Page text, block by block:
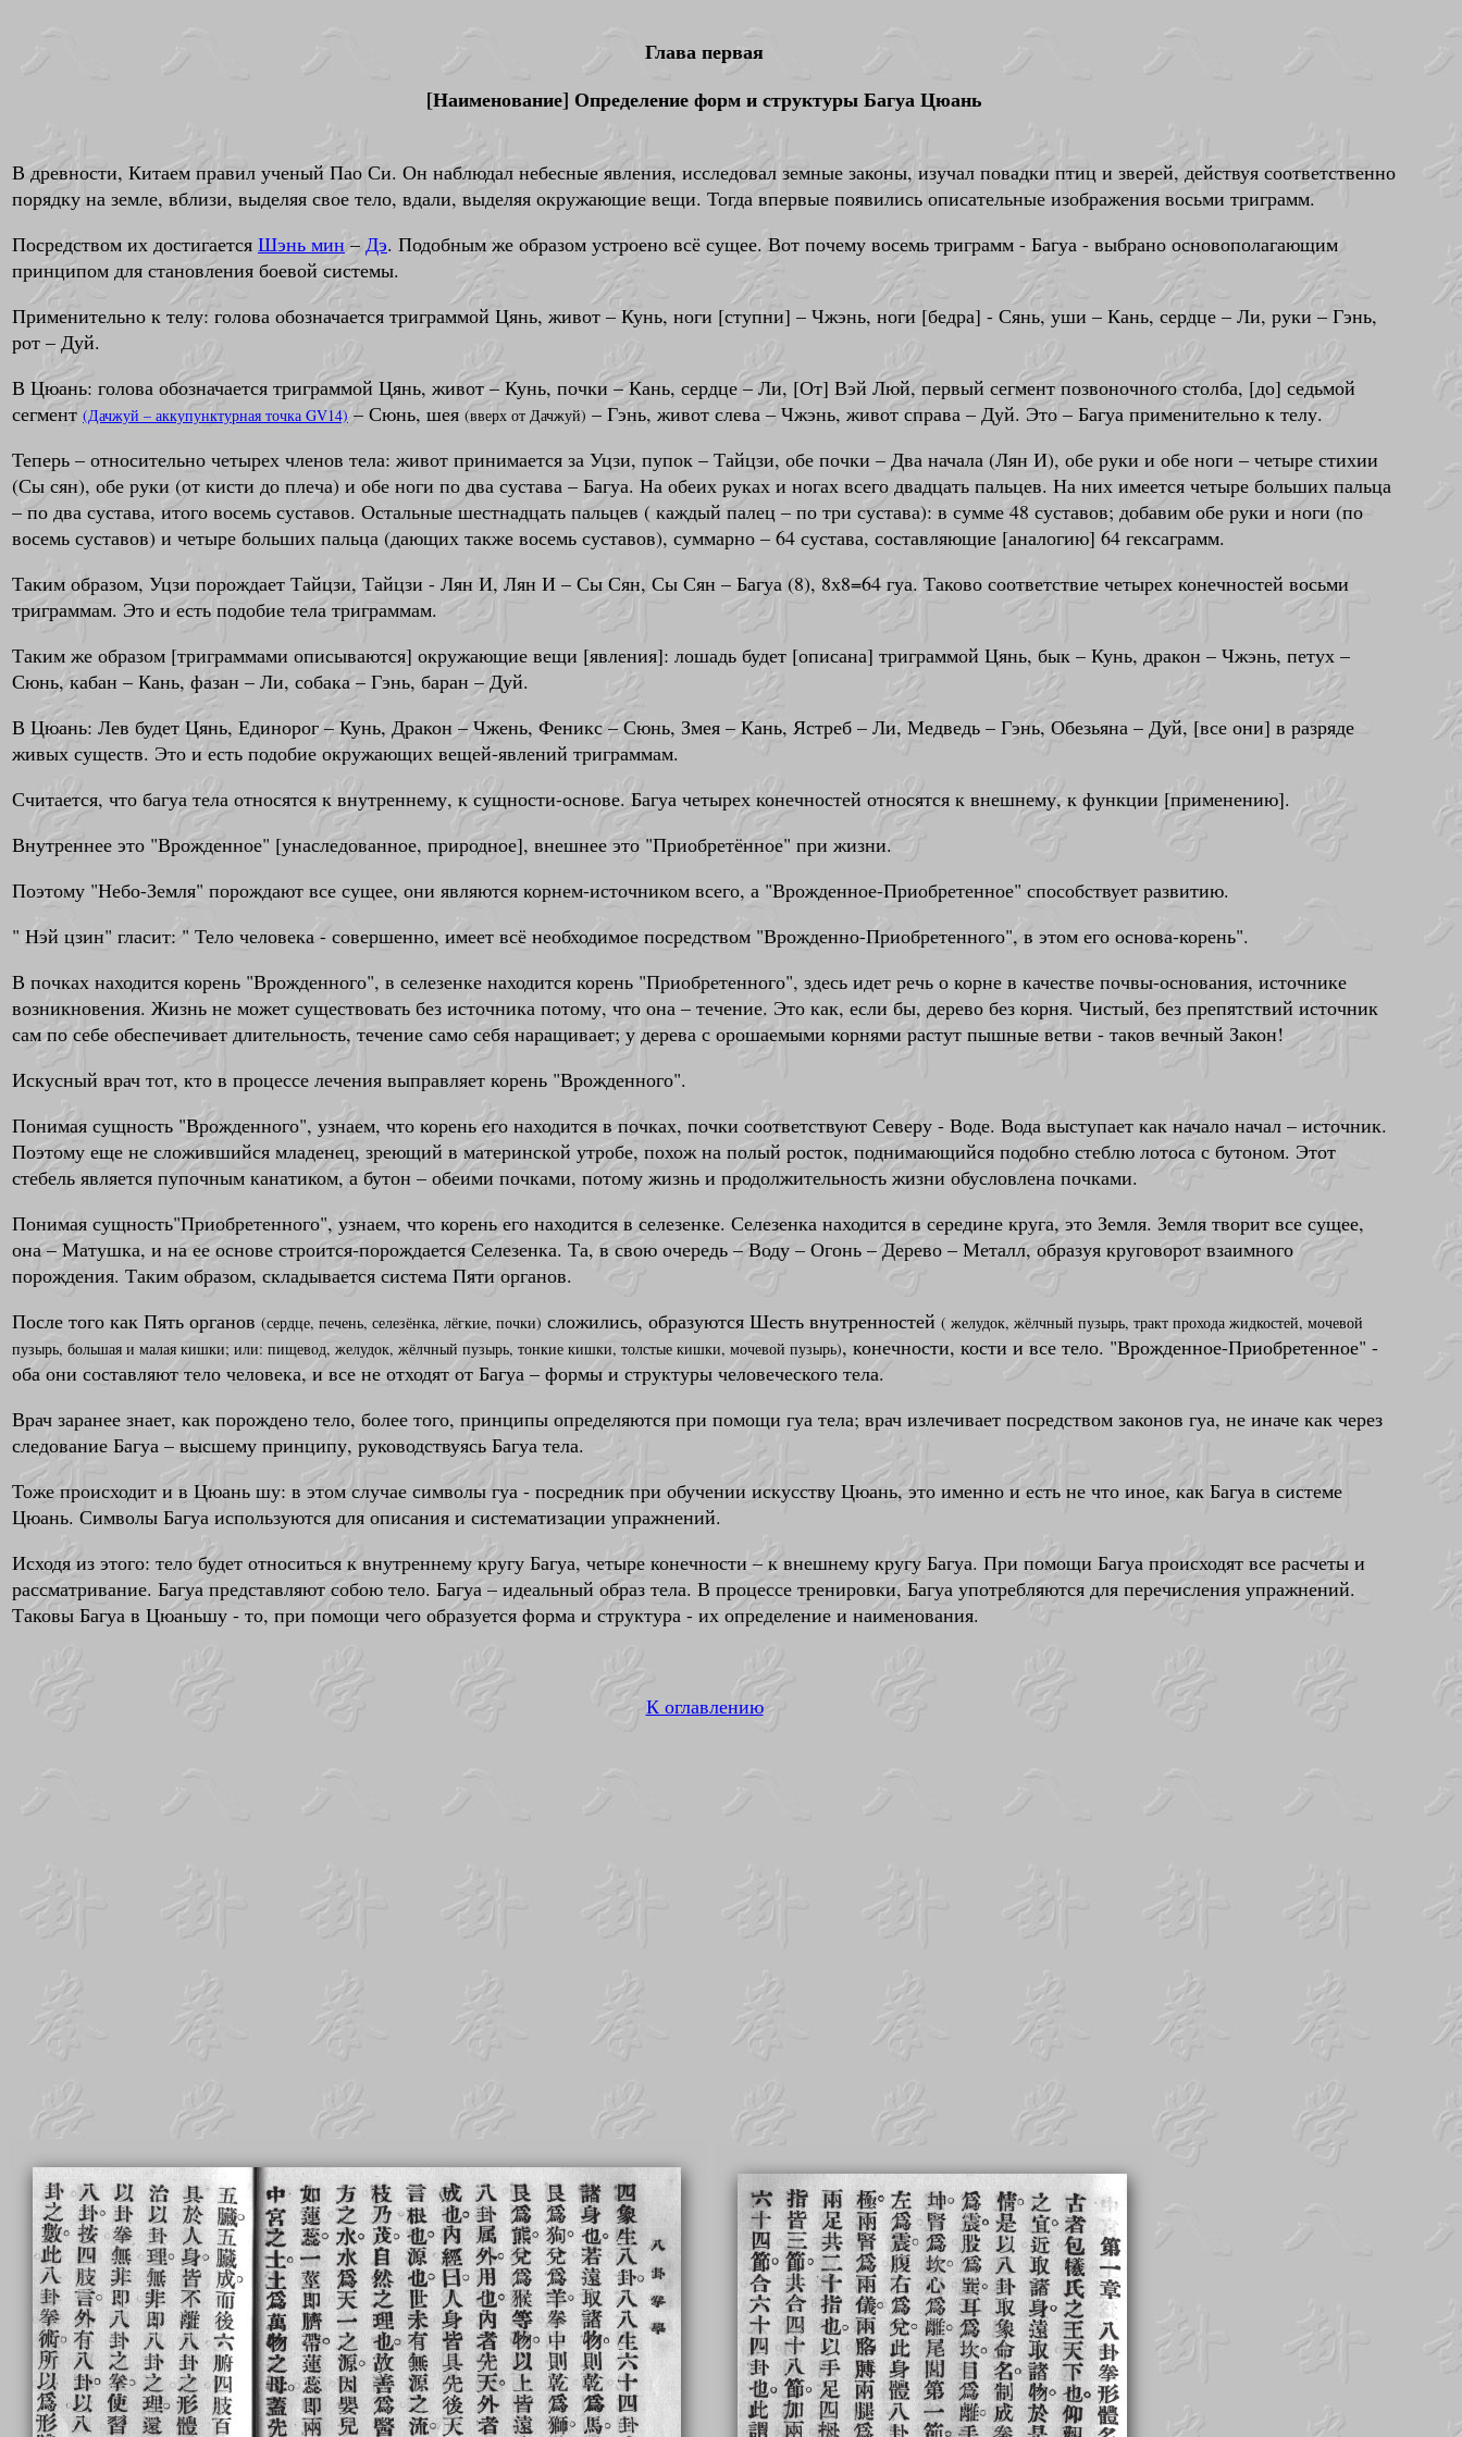
Глава первая
[Наименование] Определение форм и структуры Багуа Цюань
В древности, Китаем правил ученый Пао Си. Он наблюдал небесные явления, исследовал земные законы, изучал повадки птиц и зверей, действуя соответственно
порядку на земле, вблизи, выделяя свое тело, вдали, выделяя окружающие вещи. Тогда впервые появились описательные изображения восьми триграмм.
Посредством их достигается Шэнь мин– Дэ. Подобным же образом устроено всё сущее. Вот почему восемь триграмм - Багуа - выбрано основополагающим
принципом для становления боевой системы.
Применительно к телу: голова обозначается триграммой Цянь, живот – Кунь, ноги [ступни] – Чжэнь, ноги [бедра] - Сянь, уши – Кань, сердце – Ли, руки – Гэнь,
рот – Дуй.
В Цюань: голова обозначается триграммой Цянь, живот – Кунь, почки – Кань, сердце – Ли, [От] Вэй Люй, первый сегмент позвоночного столба, [до] седьмой
сегмент (Дачжуй – аккупунктурная точка GV14)– Сюнь, шея (вверх от Дачжуй) – Гэнь, живот слева – Чжэнь, живот справа – Дуй. Это – Багуа применительно к телу.
Теперь – относительно четырех членов тела: живот принимается за Уцзи, пупок – Тайцзи, обе почки – Два начала (Лян И), обе руки и обе ноги – четыре стихии
(Сы сян), обе руки (от кисти до плеча) и обе ноги по два сустава – Багуа. На обеих руках и ногах всего двадцать пальцев. На них имеется четыре больших пальца
– по два сустава, итого восемь суставов. Остальные шестнадцать пальцев ( каждый палец – по три сустава): в сумме 48 суставов; добавим обе руки и ноги (по
восемь суставов) и четыре больших пальца (дающих также восемь суставов), суммарно – 64 сустава, составляющие [аналогию] 64 гексаграмм.
Таким образом, Уцзи порождает Тайцзи, Тайцзи - Лян И, Лян И – Сы Сян, Сы Сян – Багуа (8), 8х8=64 гуа. Таково соответствие четырех конечностей восьми
триграммам. Это и есть подобие тела триграммам.
Таким же образом [триграммами описываются] окружающие вещи [явления]: лошадь будет [описана] триграммой Цянь, бык – Кунь, дракон – Чжэнь, петух –
Сюнь, кабан – Кань, фазан – Ли, собака – Гэнь, баран – Дуй.
В Цюань: Лев будет Цянь, Единорог – Кунь, Дракон – Чжень, Феникс – Сюнь, Змея – Кань, Ястреб – Ли, Медведь – Гэнь, Обезьяна – Дуй, [все они] в разряде
живых существ. Это и есть подобие окружающих вещей-явлений триграммам.
Считается, что багуа тела относятся к внутреннему, к сущности-основе. Багуа четырех конечностей относятся к внешнему, к функции [применению].
Внутреннее это "Врожденное" [унаследованное, природное], внешнее это "Приобретённое" при жизни.
Поэтому "Небо-Земля" порождают все сущее, они являются корнем-источником всего, а "Врожденное-Приобретенное" способствует развитию.
" Нэй цзин" гласит: " Тело человека - совершенно, имеет всё необходимое посредством "Врожденно-Приобретенного", в этом его основа-корень".
В почках находится корень "Врожденного", в селезенке находится корень "Приобретенного", здесь идет речь о корне в качестве почвы-основания, источнике
возникновения. Жизнь не может существовать без источника потому, что она – течение. Это как, если бы, дерево без корня. Чистый, без препятствий источник
сам по себе обеспечивает длительность, течение само себя наращивает; у дерева с орошаемыми корнями растут пышные ветви - таков вечный Закон!
Искусный врач тот, кто в процессе лечения выправляет корень "Врожденного".
Понимая сущность "Врожденного", узнаем, что корень его находится в почках, почки соответствуют Северу - Воде. Вода выступает как начало начал – источник.
Поэтому еще не сложившийся младенец, зреющий в материнской утробе, похож на полый росток, поднимающийся подобно стеблю лотоса с бутоном. Этот
стебель является пупочным канатиком, а бутон – обеими почками, потому жизнь и продолжительность жизни обусловлена почками.
Понимая сущность"Приобретенного", узнаем, что корень его находится в селезенке. Селезенка находится в середине круга, это Земля. Земля творит все сущее,
она – Матушка, и на ее основе строится-порождается Селезенка. Та, в свою очередь – Воду – Огонь – Дерево – Металл, образуя круговорот взаимного
порождения. Таким образом, складывается система Пяти органов.
После того как Пять органов (сердце, печень, селезёнка, лёгкие, почки) сложились, образуются Шесть внутренностей ( желудок, жёлчный пузырь, тракт прохода жидкостей, мочевой
пузырь, большая и малая кишки; или: пищевод, желудок, жёлчный пузырь, тонкие кишки, толстые кишки, мочевой пузырь), конечности, кости и все тело. "Врожденное-Приобретенное" -
оба они составляют тело человека, и все не отходят от Багуа – формы и структуры человеческого тела.
Врач заранее знает, как порождено тело, более того, принципы определяются при помощи гуа тела; врач излечивает посредством законов гуа, не иначе как через
следование Багуа – высшему принципу, руководствуясь Багуа тела.
Тоже происходит и в Цюань шу: в этом случае символы гуа - посредник при обучении искусству Цюань, это именно и есть не что иное, как Багуа в системе
Цюань. Символы Багуа используются для описания и систематизации упражнений.
Исходя из этого: тело будет относиться к внутреннему кругу Багуа, четыре конечности – к внешнему кругу Багуа. При помощи Багуа происходят все расчеты и
рассматривание. Багуа представляют собою тело. Багуа – идеальный образ тела. В процессе тренировки, Багуа употребляются для перечисления упражнений.
Таковы Багуа в Цюаньшу - то, при помощи чего образуется форма и структура - их определение и наименования.
К оглавлению